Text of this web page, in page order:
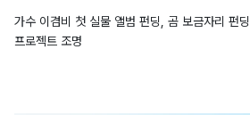
가수 이겸비 첫 실물 앨범 펀딩, 곰 보금자리 펀
프로젝트 조명